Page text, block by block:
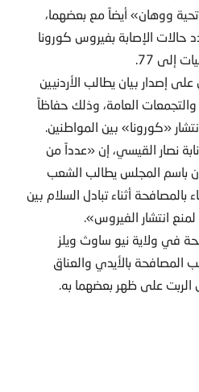
ووهان» أيضاً مع بعضهما،
حالات الإصابة بفيروس كورونا
إصدار بيان يطالب الأردنيين
العامة، وذلك حفاظاً
«كورونا» بين المواطنين.
نصار القيسي، إن «عدداً من
باسم المجلس يطالب الشعب
بالمصافحة أثناء تبادل السلام بين
لمنع انتشار الفيروس».
في ولاية نيو ساوث ويلز
المصافحة بالأيدي والعناق
الربت على ظهر بعضهما به.